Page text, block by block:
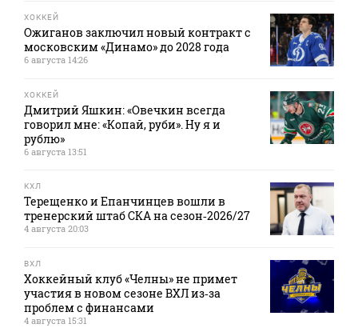
ХОККЕЙ
Ожиганов заключил новый контракт с
московским «Динамо» до 2028 года
6 августа 14:26
ХОККЕЙ
Дмитрий Яшкин: «Овечкин всегда
говорил мне: «Копай, руби». Ну я и
рублю»
6 августа 13:51
КХЛ
Терещенко и Епанчинцев вошли в
тренерский штаб СКА на сезон‑2026/27
4 августа 20:03
ВХЛ
Хоккейный клуб «Челны» не примет
участия в новом сезоне ВХЛ из‑за
проблем с финансами
4 августа 15:31